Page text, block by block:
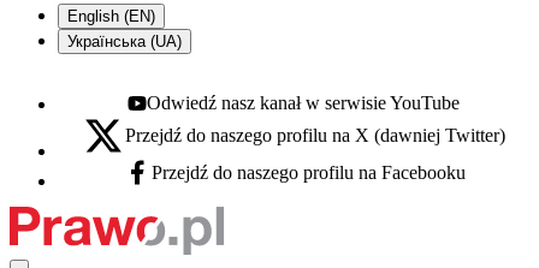
English (EN)
Українська (UA)
Youtube - otwiera się w nowej karcie
Odwiedź nasz kanał w serwisie YouTube
X - otwiera się w nowej karcie
Przejdź do naszego profilu na X (dawniej Twitter)
Facebook - otwiera się w nowej karcie
Przejdź do naszego profilu na Facebooku